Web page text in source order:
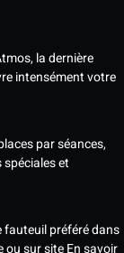
la dernière
intensément votre
par séances,
et
fauteuil préféré dans
ou sur siteEn savoir